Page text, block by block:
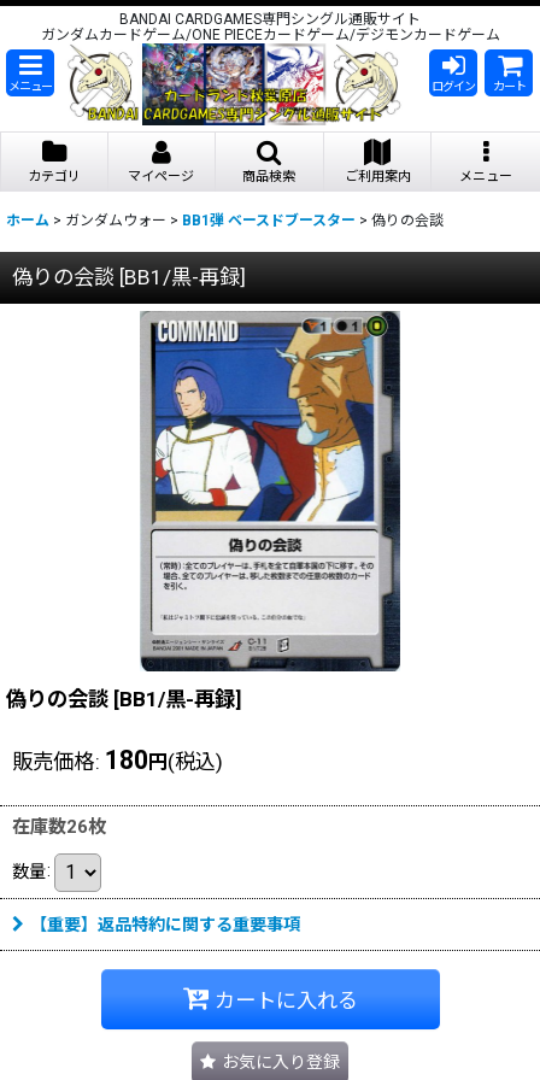
BANDAI CARDGAMES専門シングル通販サイト
ガンダムカードゲーム/ONE PIECEカードゲーム/デジモンカードゲーム
メニュー ログイン カート
カテゴリ マイページ 商品検索 ご利用案内 メニュー
ホーム > ガンダムウォー > BB1弾 ベースドブースター > 偽りの会談
偽りの会談 [BB1/黒-再録]
偽りの会談 [BB1/黒-再録]
販売価格: 180 円 (税込)
在庫数26枚
数量:
【重要】返品特約に関する重要事項
カートに入れる
お気に入り登録